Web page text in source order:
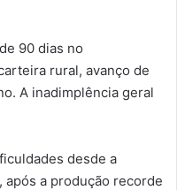
90 dias no
rural, avanço de
A inadimplência geral
desde a
após a produção recorde